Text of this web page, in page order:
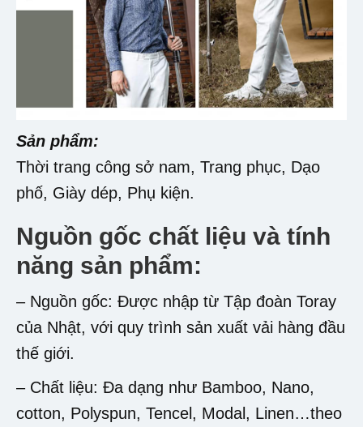
Sản phẩm:
Thời trang công sở nam, Trang phục, Dạo
phố, Giày dép, Phụ kiện.
Nguồn gốc chất liệu và tính
năng sản phẩm:
– Nguồn gốc: Được nhập từ Tập đoàn Toray
của Nhật, với quy trình sản xuất vải hàng đầu
thế giới.
– Chất liệu: Đa dạng như Bamboo, Nano,
cotton, Polyspun, Tencel, Modal, Linen…theo